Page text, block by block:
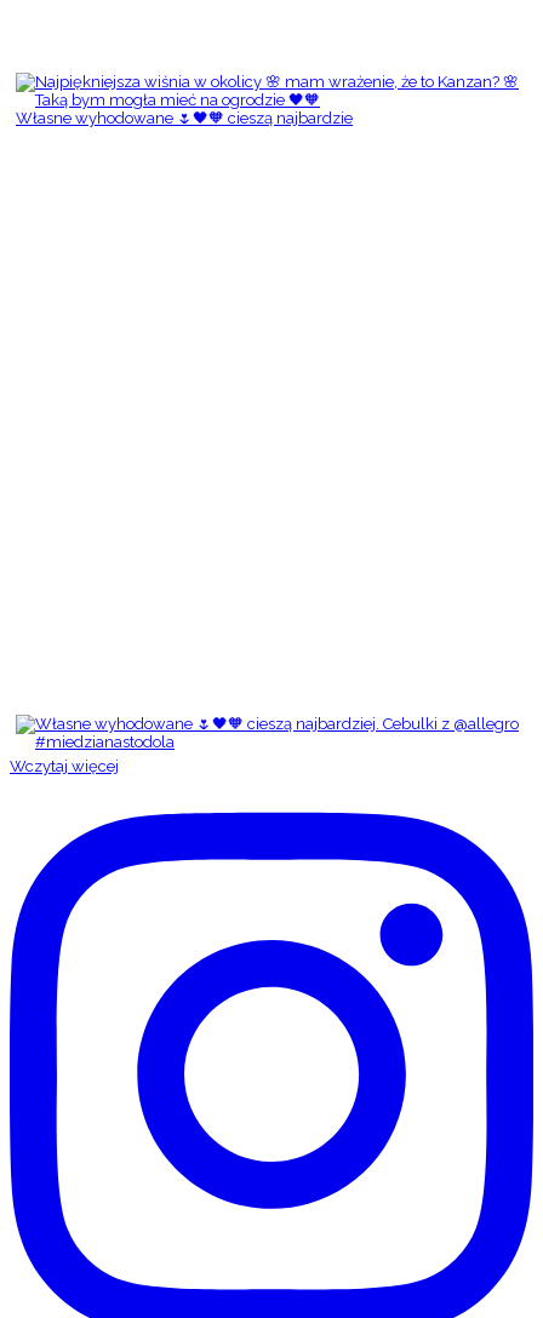
Własne wyhodowane 🌷🖤🧡 cieszą najbardzie
Wczytaj więcej